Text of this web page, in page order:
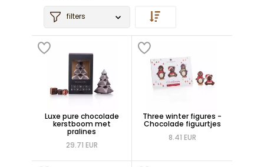
filters
Luxe pure chocolade
kerstboom met
pralines
29.71 EUR
Three winter figures -
Chocolade figuurtjes
8.41 EUR